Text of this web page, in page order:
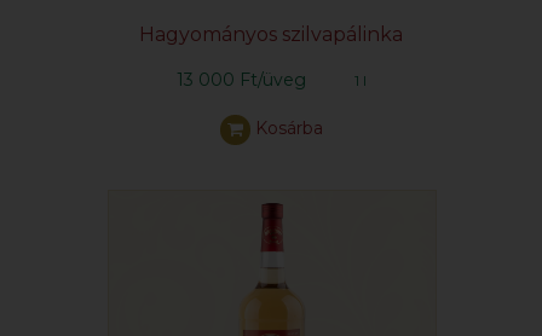
Hagyományos szilvapálinka
13 000 Ft/üveg 1 l
Kosárba